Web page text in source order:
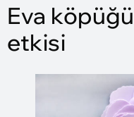
Eva
etkisi